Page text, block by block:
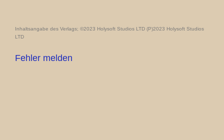
Inhaltsangabe des Verlags; ©2023 Holysoft Studios LTD (P)2023 Holysoft Studios
LTD
Fehler melden